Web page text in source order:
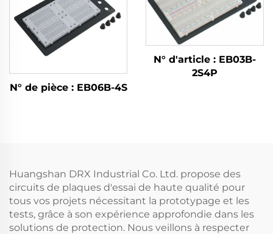
N° de pièce : EB06B-4S
N° d'article : EB03B-
2S4P
Huangshan DRX Industrial Co. Ltd. propose des
circuits de plaques d'essai de haute qualité pour
tous vos projets nécessitant la prototypage et les
tests, grâce à son expérience approfondie dans les
solutions de protection. Nous veillons à respecter